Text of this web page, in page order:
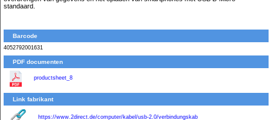
standaard.
Barcode
4052792001631
PDF documenten
productsheet_8
Link fabrikant
https://www.2direct.de/computer/kabel/usb-2.0/verbindungskab